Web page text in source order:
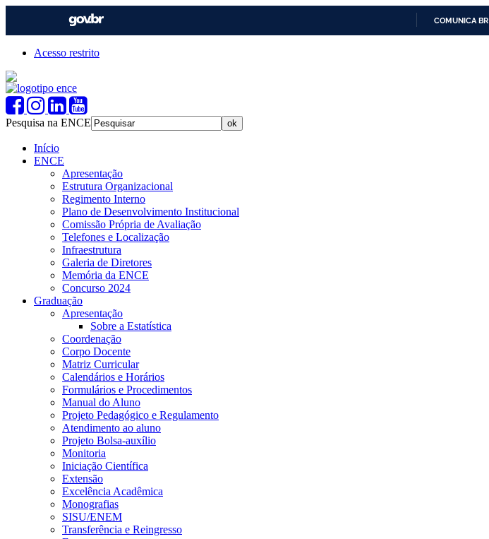
COMUNICA BR
Acesso restrito
Pesquisa na ENCE
Início
ENCE
Apresentação
Estrutura Organizacional
Regimento Interno
Plano de Desenvolvimento Institucional
Comissão Própria de Avaliação
Telefones e Localização
Infraestrutura
Galeria de Diretores
Memória da ENCE
Concurso 2024
Graduação
Apresentação
Sobre a Estatística
Coordenação
Corpo Docente
Matriz Curricular
Calendários e Horários
Formulários e Procedimentos
Manual do Aluno
Projeto Pedagógico e Regulamento
Atendimento ao aluno
Projeto Bolsa-auxílio
Monitoria
Iniciação Científica
Extensão
Excelência Acadêmica
Monografias
SISU/ENEM
Transferência e Reingresso